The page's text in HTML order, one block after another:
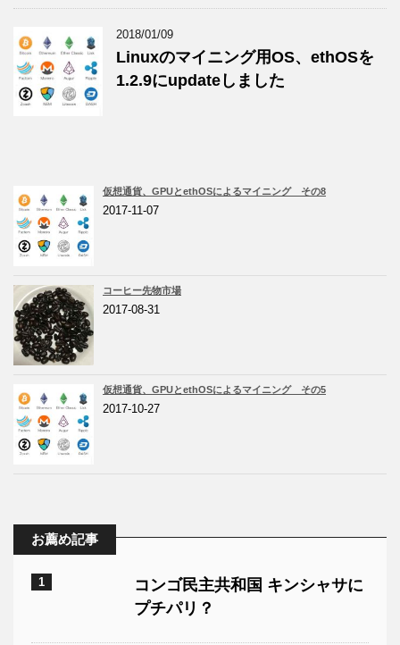
2018/01/09
Linuxのマイニング用OS、ethOSを
1.2.9にupdateしました
仮想通貨、GPUとethOSによるマイニング その8
2017-11-07
コーヒー先物市場
2017-08-31
仮想通貨、GPUとethOSによるマイニング その5
2017-10-27
お薦め記事
1
コンゴ民主共和国 キンシャサに
プチパリ？